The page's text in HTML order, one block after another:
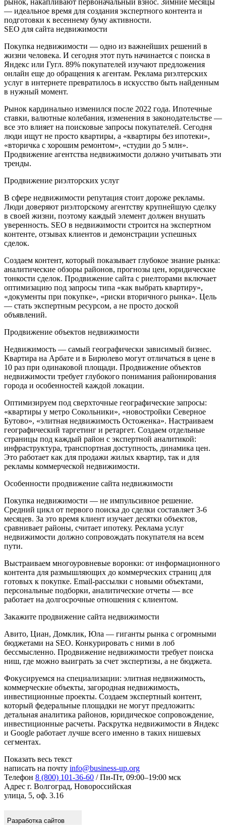
— идеальное время для создания экспертного контента и
подготовки к весеннему буму активности.
SEO для сайта недвижимости
Покупка недвижимости — одно из важнейших решений в
жизни человека. И сегодня этот путь начинается с поиска в
Яндекс или Гугл. 89% покупателей изучают предложения
онлайн еще до обращения к агентам. Реклама риэлтерских
услуг в интернете превратилось в искусство быть найденным
в нужный момент.
Рынок кардинально изменился после 2022 года. Ипотечные
ставки, валютные колебания, изменения в законодательстве —
все это влияет на поисковые запросы покупателей. Сегодня
люди ищут не просто квартиры, а «квартиры без ипотеки»,
«вторичка с хорошим ремонтом», «студии до 5 млн».
Продвижение агентства недвижимости должно учитывать эти
тренды.
Продвижение риэлторских услуг
В сфере недвижимости репутация стоит дороже рекламы.
Люди доверяют риэлторскому агентству крупнейшую сделку
в своей жизни, поэтому каждый элемент должен внушать
уверенность. SEO в недвижимости строится на экспертном
контенте, отзывах клиентов и демонстрации успешных
сделок.
Создаем контент, который показывает глубокое знание рынка:
аналитические обзоры районов, прогнозы цен, юридические
тонкости сделок. Продвижение сайта с риелторами включает
оптимизацию под запросы типа «как выбрать квартиру»,
«документы при покупке», «риски вторичного рынка». Цель
— стать экспертным ресурсом, а не просто доской
объявлений.
Продвижение объектов недвижимости
Недвижимость — самый географически зависимый бизнес.
Квартира на Арбате и в Бирюлево могут отличаться в цене в
10 раз при одинаковой площади. Продвижение объектов
недвижимости требует глубокого понимания районирования
города и особенностей каждой локации.
Оптимизируем под сверхточные географические запросы:
«квартиры у метро Сокольники», «новостройки Северное
Бутово», «элитная недвижимость Остоженка». Настраиваем
географический таргетинг и ретаргет. Создаем отдельные
страницы под каждый район с экспертной аналитикой:
инфраструктура, транспортная доступность, динамика цен.
Это работает как для продажи жилых квартир, так и для
рекламы коммерческой недвижимости.
Особенности продвижение сайта недвижимости
Покупка недвижимости — не импульсивное решение.
Средний цикл от первого поиска до сделки составляет 3-6
месяцев. За это время клиент изучает десятки объектов,
сравнивает районы, считает ипотеку. Реклама услуг
недвижимости должно сопровождать покупателя на всем
пути.
Выстраиваем многоуровневые воронки: от информационного
контента для размышляющих до коммерческих страниц для
готовых к покупке. Email-рассылки с новыми объектами,
персональные подборки, аналитические отчеты — все
работает на долгосрочные отношения с клиентом.
Закажите продвижение сайта недвижимости
Авито, Циан, Домклик, Юла — гиганты рынка с огромными
бюджетами на SEO. Конкурировать с ними в лоб
бессмысленно. Продвижение недвижимости требует поиска
ниш, где можно выиграть за счет экспертизы, а не бюджета.
Фокусируемся на специализации: элитная недвижимость,
коммерческие объекты, загородная недвижимость,
инвестиционные проекты. Создаем экспертный контент,
который федеральные площадки не могут предложить:
детальная аналитика районов, юридическое сопровождение,
инвестиционные расчеты. Раскрутка недвижимости в Яндекс
и Google работает лучше всего именно в таких нишевых
сегментах.
Показать весь текст
написать на почту info@business-up.org
Телефон 8 (800) 101-36-60 / Пн-Пт, 09:00–19:00 мск
Адрес г. Волгоград, Новороссийская
улица, 5, оф. 3.16
Разработка сайтов